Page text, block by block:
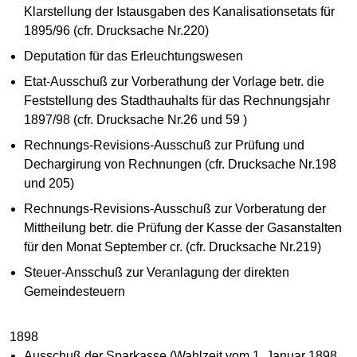
Klarstellung der Istausgaben des Kanalisationsetats für
1895/96 (cfr. Drucksache Nr.220)
Deputation für das Erleuchtungswesen
Etat-Ausschuß zur Vorberathung der Vorlage betr. die
Feststellung des Stadthauhalts für das Rechnungsjahr
1897/98 (cfr. Drucksache Nr.26 und 59 )
Rechnungs-Revisions-Ausschuß zur Prüfung und
Dechargirung von Rechnungen (cfr. Drucksache Nr.198
und 205)
Rechnungs-Revisions-Ausschuß zur Vorberatung der
Mittheilung betr. die Prüfung der Kasse der Gasanstalten
für den Monat September cr. (cfr. Drucksache Nr.219)
Steuer-Ansschuß zur Veranlagung der direkten
Gemeindesteuern
1898